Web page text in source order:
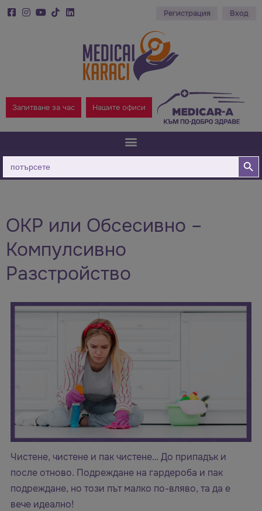
Регистрация Вход
Запитване за час Нашите офиси
Търсене
за:
Бутон
ОКР или Обсесивно –
Компулсивно
Разстройство
Чистене, чистене и пак чистене… До припадък и
после отново. Подреждане на гардероба и пак
подреждане, но този път малко по-вляво, та да е
вече идеално!